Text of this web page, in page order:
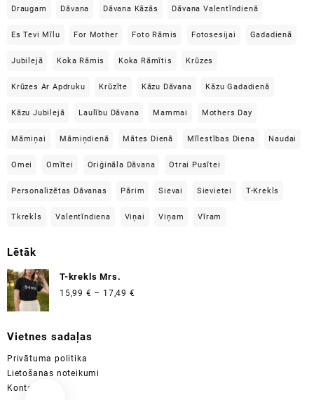
Draugam Dāvana Dāvana Kāzās Dāvana Valentīndienā
Es Tevi Mīlu For Mother Foto Rāmis Fotosesijai Gadadienā
Jubilejā Koka Rāmis Koka Rāmītis Krūzes
Krūzes Ar Apdruku Krūzīte Kāzu Dāvana Kāzu Gadadienā
Kāzu Jubilejā Laulību Dāvana Mammai Mothers Day
Māmiņai Māmiņdienā Mātes Dienā Mīlestības Diena Naudai
Omei Omītei Oriģināla Dāvana Otrai Pusītei
Personalizētas Dāvanas Pārim Sievai Sievietei T-Krekls
Tkrekls Valentīndiena Viņai Viņam Vīram
Lētāk
T-krekls Mrs.
15,99 € – 17,49 €
Vietnes sadaļas
Privātuma politika
Lietošanas noteikumi
Kontakti